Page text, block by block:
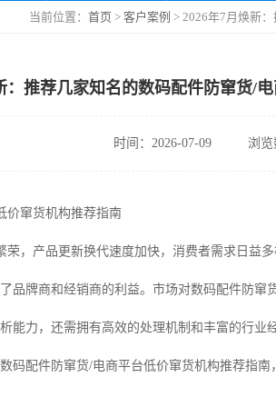
当前位置： 首页 > 客户案例 > 2026年7月焕新
：推荐几家知名的数码配件防窜货/
时间：2026-07-09 浏览
价窜货机构推荐指南
荣，产品更新换代速度加快，消费者需求日益
品牌商和经销商的利益。市场对数码配件防
能力，还需拥有高效的处理机制和丰富的行
码配件防窜货/电商平台低价窜货机构推荐指南